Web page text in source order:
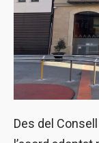
Des del